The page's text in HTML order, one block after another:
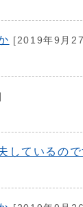
[2019年9月
しているの